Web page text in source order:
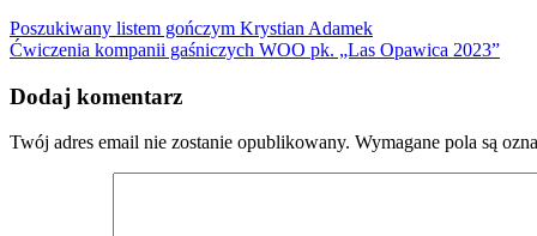
Nawigacja
wpisu
Poszukiwany listem gończym Krystian Adamek
Ćwiczenia kompanii gaśniczych WOO pk. „Las Opawica 2023”
Dodaj komentarz
Twój adres email nie zostanie opublikowany. Wymagane pola są